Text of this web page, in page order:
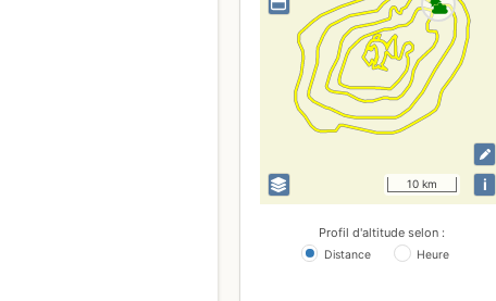
10 km i
Profil d'altitude selon :
Distance Heure